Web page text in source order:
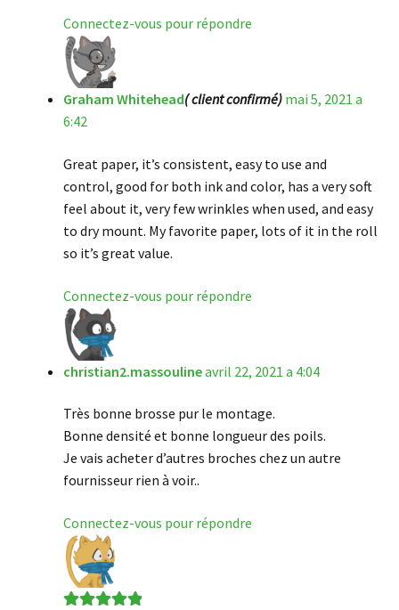
Connectez-vous pour répondre
Graham Whitehead( client confirmé) mai 5, 2021 a
6:42
Great paper, it’s consistent, easy to use and
control, good for both ink and color, has a very soft
feel about it, very few wrinkles when used, and easy
to dry mount. My favorite paper, lots of it in the roll
so it’s great value.
Connectez-vous pour répondre
christian2.massoulineavril 22, 2021 a 4:04
Très bonne brosse pur le montage.
Bonne densité et bonne longueur des poils.
Je vais acheter d’autres broches chez un autre
fournisseur rien à voir..
Connectez-vous pour répondre